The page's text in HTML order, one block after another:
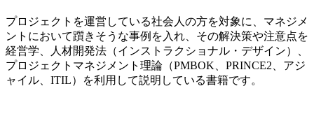
プロジェクトを運営している社会人の方を対象に、マネジメ
ントにおいて躓きそうな事例を入れ、その解決策や注意点を
経営学、人材開発法（インストラクショナル・デザイン）、
プロジェクトマネジメント理論（PMBOK、PRINCE2、アジ
ャイル、ITIL）を利用して説明している書籍です。